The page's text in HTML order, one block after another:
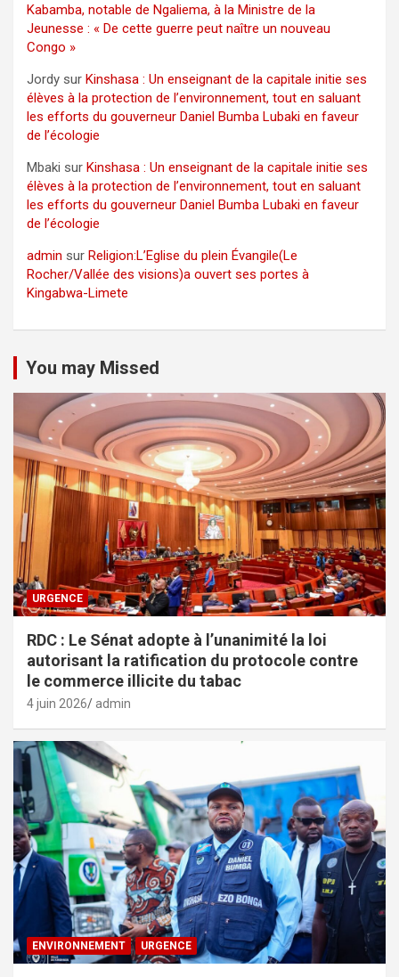
Kabamba, notable de Ngaliema, à la Ministre de la
Jeunesse : « De cette guerre peut naître un nouveau
Congo »
Jordy sur Kinshasa : Un enseignant de la capitale initie ses
élèves à la protection de l’environnement, tout en saluant
les efforts du gouverneur Daniel Bumba Lubaki en faveur
de l’écologie
Mbaki sur Kinshasa : Un enseignant de la capitale initie ses
élèves à la protection de l’environnement, tout en saluant
les efforts du gouverneur Daniel Bumba Lubaki en faveur
de l’écologie
admin sur Religion:L’Eglise du plein Évangile(Le
Rocher/Vallée des visions)a ouvert ses portes à
Kingabwa-Limete
You may Missed
URGENCE
RDC : Le Sénat adopte à l’unanimité la loi
autorisant la ratification du protocole contre
le commerce illicite du tabac
4 juin 2026 admin
ENVIRONNEMENT URGENCE